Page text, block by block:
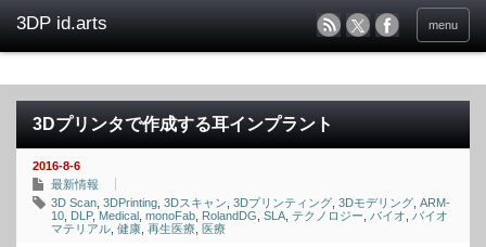
menu
3Dプリンタで作成する耳インプラント
2016-8-6
最新情報
3D Scan 3DPrinting 3Dスキャン 3Dプリンティング 3Dモデリング ARM-
10 DLP, Medical monoFab RolandDG SLA テクノロジー バイオ
バイオ
マテリアル 健康 再生医療 医療